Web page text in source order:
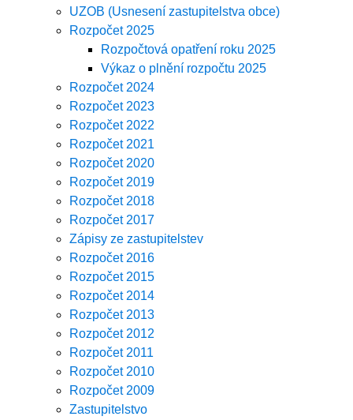
UZOB (Usnesení zastupitelstva obce)
Rozpočet 2025
Rozpočtová opatření roku 2025
Výkaz o plnění rozpočtu 2025
Rozpočet 2024
Rozpočet 2023
Rozpočet 2022
Rozpočet 2021
Rozpočet 2020
Rozpočet 2019
Rozpočet 2018
Rozpočet 2017
Zápisy ze zastupitelstev
Rozpočet 2016
Rozpočet 2015
Rozpočet 2014
Rozpočet 2013
Rozpočet 2012
Rozpočet 2011
Rozpočet 2010
Rozpočet 2009
Zastupitelstvo